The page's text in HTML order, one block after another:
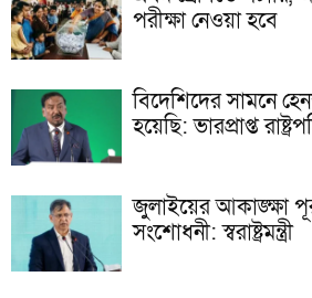
পরীক্ষা নেওয়া হবে
বিদেশিদের সামনে
হয়েছি: ভারপ্রাপ্ত
জুলাইয়ের আকাঙ্ক্ষা
সংশোধনী: স্বরাষ্ট্রমন্ত্রী